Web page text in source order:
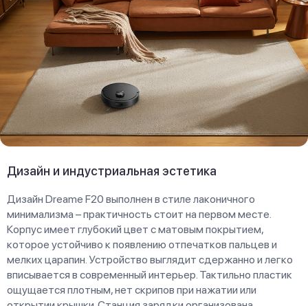
Дизайн и индустриальная эстетика
Дизайн Dreame F20 выполнен в стиле лаконичного
минимализма – практичность стоит на первом месте.
Корпус имеет глубокий цвет с матовым покрытием,
которое устойчиво к появлению отпечатков пальцев и
мелких царапин. Устройство выглядит сдержанно и легко
вписывается в современный интерьер. Тактильно пластик
ощущается плотным, нет скрипов при нажатии или